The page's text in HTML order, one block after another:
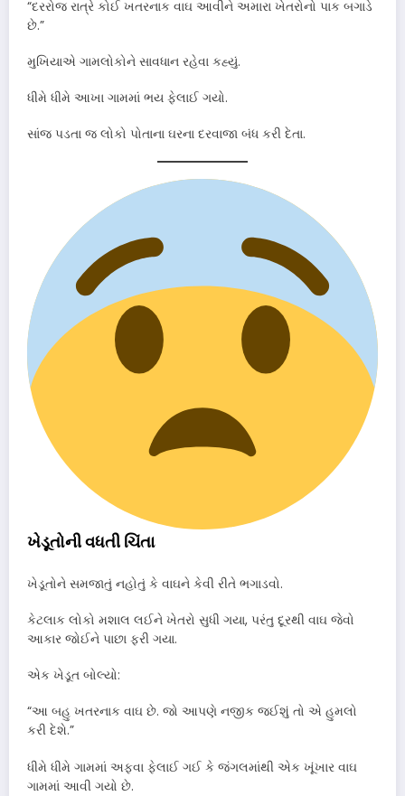
“દરરોજ રાત્રે કોઈ ખતરનાક વાઘ આવીને અમારા ખેતરોનો પાક બગાડે
છે.”
મુખિયાએ ગામલોકોને સાવધાન રહેવા કહ્યું.
ધીમે ધીમે આખા ગામમાં ભય ફેલાઈ ગયો.
સાંજ પડતા જ લોકો પોતાના ઘરના દરવાજા બંધ કરી દેતા.
ખેડૂતોની વધતી ચિંતા
ખેડૂતોને સમજાતું નહોતું કે વાઘને કેવી રીતે ભગાડવો.
કેટલાક લોકો મશાલ લઈને ખેતરો સુધી ગયા, પરંતુ દૂરથી વાઘ જેવો
આકાર જોઈને પાછા ફરી ગયા.
એક ખેડૂત બોલ્યો:
“આ બહુ ખતરનાક વાઘ છે. જો આપણે નજીક જઈશું તો એ હુમલો
કરી દેશે.”
ધીમે ધીમે ગામમાં અફવા ફેલાઈ ગઈ કે જંગલમાંથી એક ખૂંખાર વાઘ
ગામમાં આવી ગયો છે.